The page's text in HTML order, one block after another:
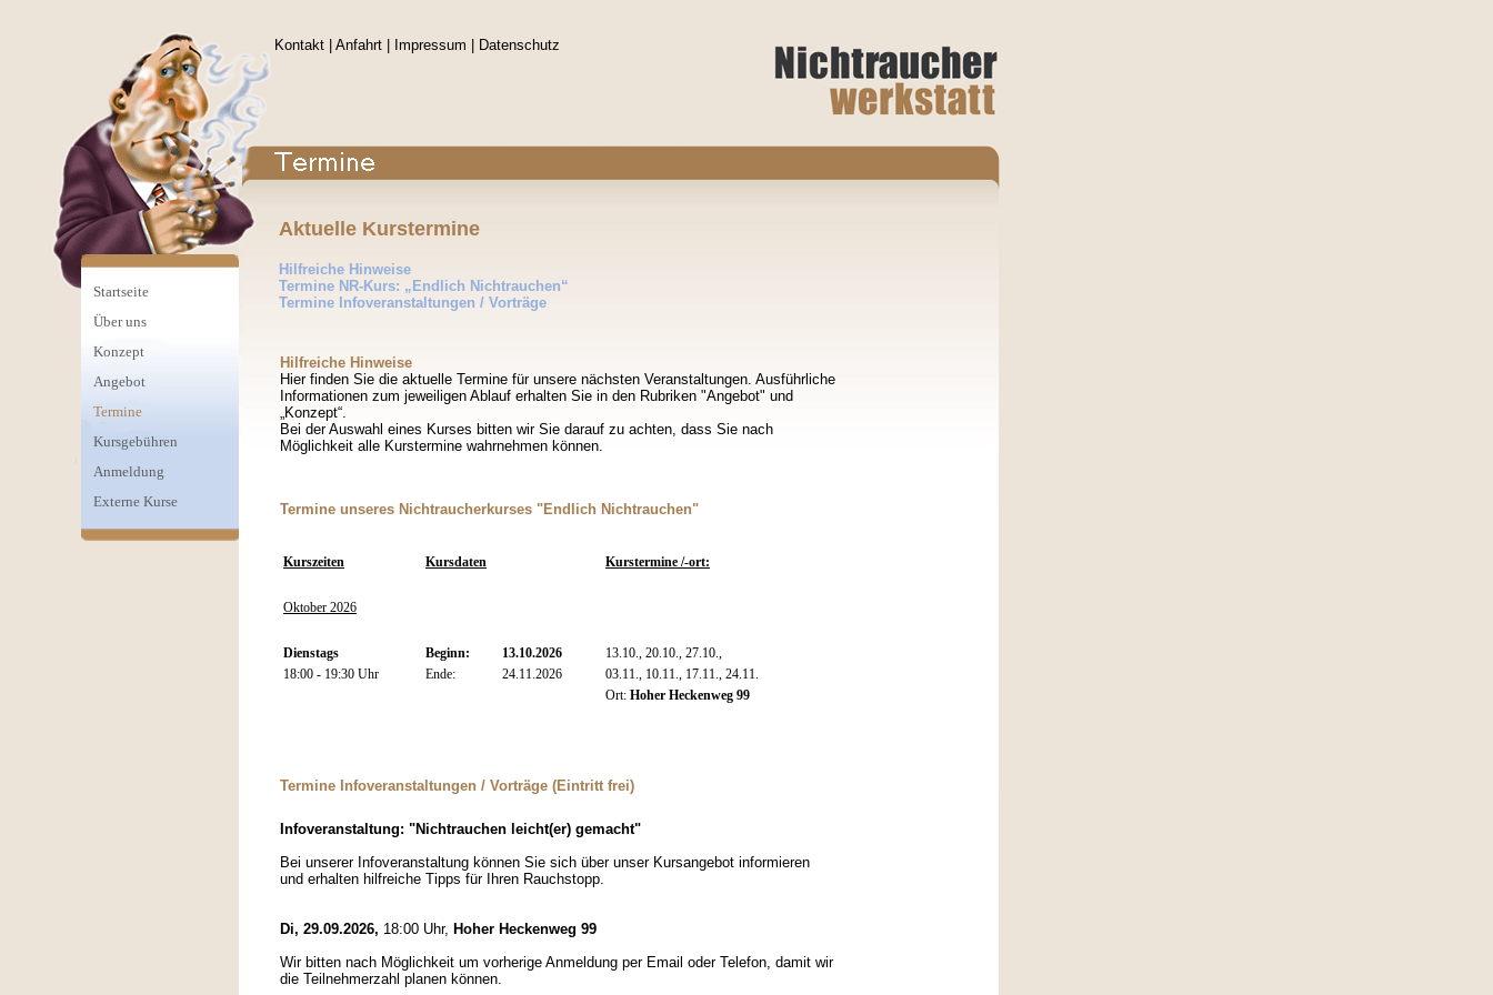
Startseite
Über uns
Konzept
Angebot
Termine
Kursgebühren
Anmeldung
Externe Kurse
Kontakt Anfahrt Impressum Datenschutz
Aktuelle Kurstermine
Hilfreiche Hinweise
Termine NR-Kurs: „Endlich Nichtrauchen“
Termine Infoveranstaltungen / Vorträge
Hilfreiche Hinweise
Hier finden Sie die aktuelle Termine für unsere nächsten Veranstaltungen. Ausführliche
Informationen zum jeweiligen Ablauf erhalten Sie in den Rubriken "Angebot" und
„Konzept“.
Bei der Auswahl eines Kurses bitten wir Sie darauf zu achten, dass Sie nach
Möglichkeit alle Kurstermine wahrnehmen können.
Termine unseres Nichtraucherkurses "Endlich Nichtrauchen"
Kurszeiten Kursdaten Kurstermine /-ort:
Oktober 2026
Dienstags Beginn: 13.10.2026
13.10., 20.10., 27.10.,
18:00 - 19:30 Uhr
Ende: 24.11.2026
03.11., 10.11., 17.11., 24.11.
Ort: Hoher Heckenweg 99
Termine Infoveranstaltungen / Vorträge (Eintritt frei)
Infoveranstaltung: "Nichtrauchen leicht(er) gemacht"
Bei unserer Infoveranstaltung können Sie sich über unser Kursangebot informieren
und erhalten hilfreiche Tipps für Ihren Rauchstopp.
Di, 29.09.2026, 18:00 Uhr, Hoher Heckenweg 99
Wir bitten nach Möglichkeit um vorherige Anmeldung per Email oder Telefon, damit wir
die Teilnehmerzahl planen können.